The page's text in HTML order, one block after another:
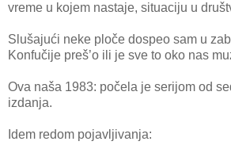
vreme u kojem nastaje, situaciju u
Slušajući neke ploče dospeo sam u
Konfučije preš’o ili je sve to oko nas
Ova naša 1983: počela je serijom od
izdanja.
Idem redom pojavljivanja: